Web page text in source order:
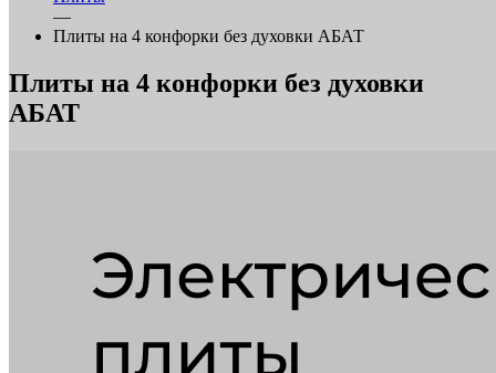
—
Плиты на 4 конфорки без духовки АБАТ
Плиты на 4 конфорки без духовки
АБАТ